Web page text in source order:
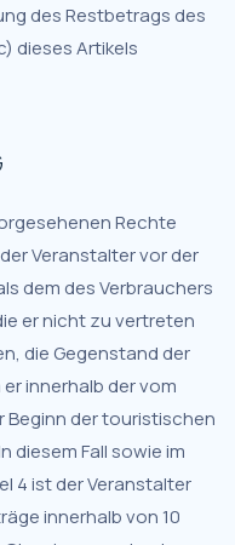
des Restbetrags des
dieses Artikels
Rechte
Veranstalter vor der
dem des Verbrauchers
er nicht zu vertreten
die Gegenstand der
innerhalb der vom
Beginn der touristischen
diesem Fall sowie im
4 ist der Veranstalter
innerhalb von 10